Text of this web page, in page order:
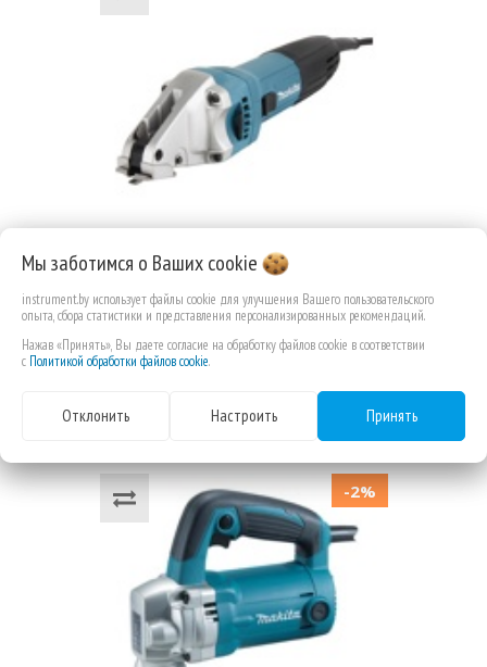
Ножницы листовые Makita
JS1601
1 017,89 РУБ.КОП.
-2%
Мы заботимся о Вашихcookie
instrument.by использует файлы cookie для улучшения Вашего пользовательского
опыта, сбора статистики и представления персонализированных рекомендаций.
Нажав «Принять», Вы даете согласие на обработку файлов cookie в соответствии
с Политикой обработки файлов cookie.
Отклонить Настроить Принять